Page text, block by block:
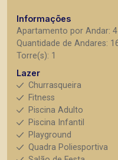
Informações
Apartamento por Andar: 4
Quantidade de Andares:
Torre(s): 1
Lazer
Churrasqueira
Fitness
Piscina Adulto
Piscina Infantil
Playground
Quadra Poliesportiva